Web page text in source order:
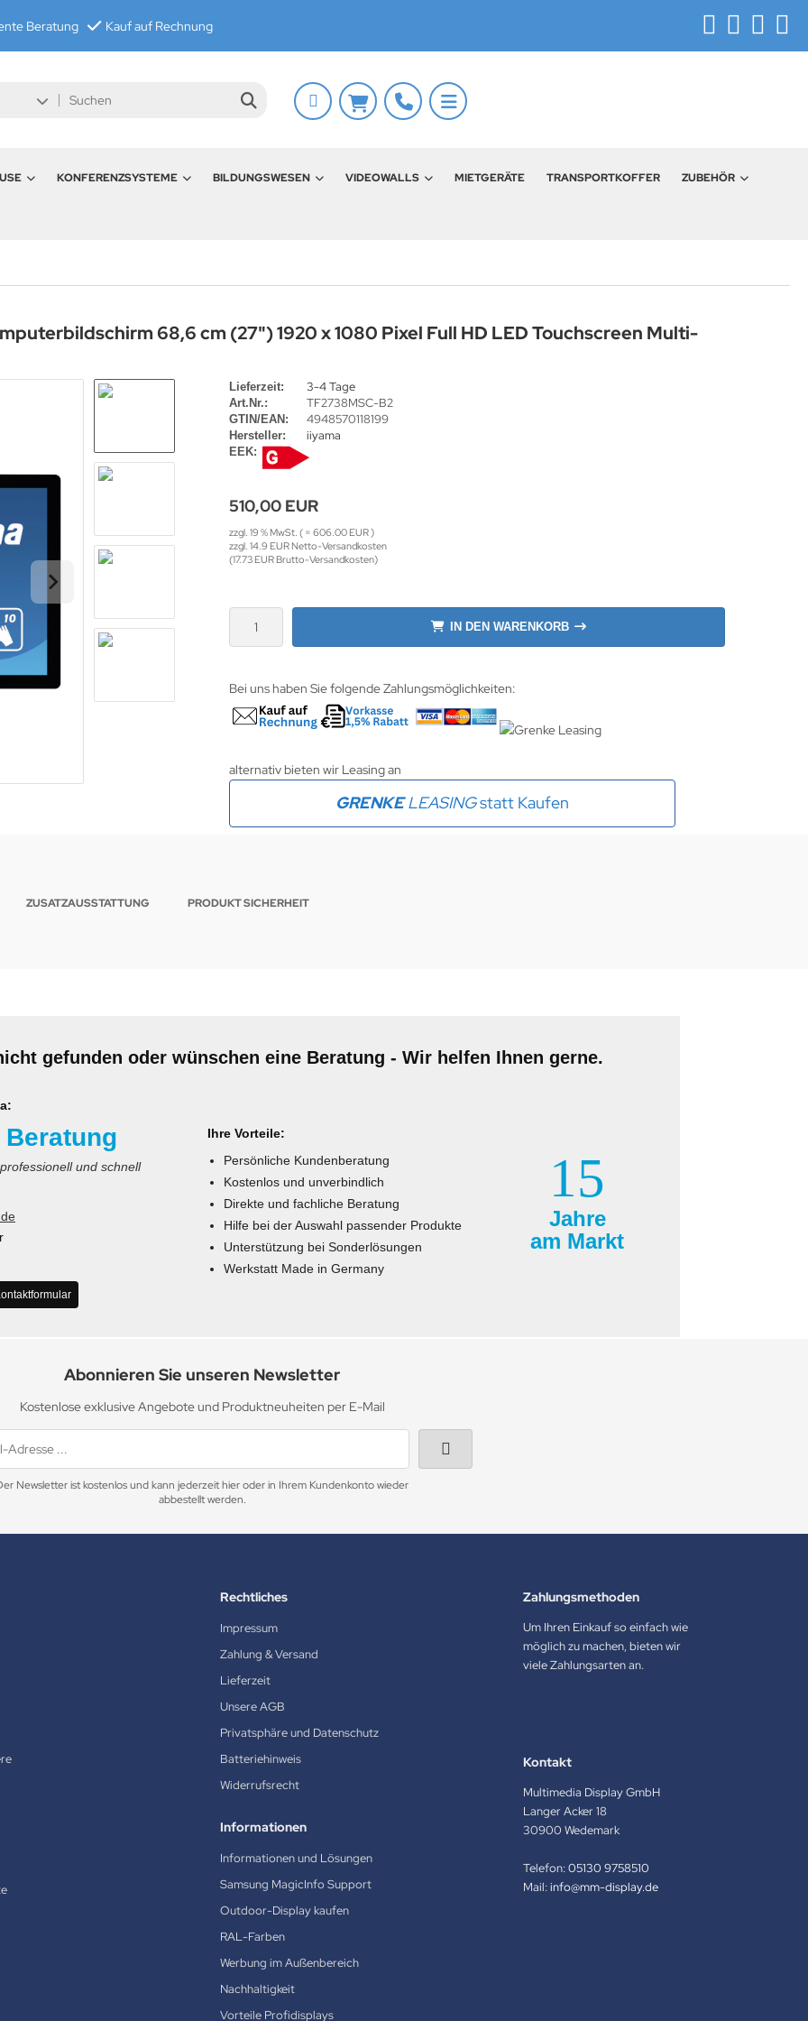
Beratung Kauf auf Rechnung
KONFERENZSYSTEME BILDUNGSWESEN VIDEOWALLS MIETGERÄTE TRANSPORTKOFFER ZUBEHÖR
68,6 cm (27") 1920 x 1080 Pixel Full HD LED Touchscreen Multi-
Lieferzeit: 3-4 Tage
Art.Nr.: TF2738MSC-B2
GTIN/EAN: 4948570118199
Hersteller: iiyama
EEK:
510,00 EUR
zzgl. 19 % MwSt. ( = 606.00 EUR )
zzgl. 14.9 EUR Netto-Versandkosten
(17.73 EUR Brutto-Versandkosten)
IN DEN WARENKORB
Bei uns haben Sie folgende Zahlungsmöglichkeiten:
alternativ bieten wir Leasing an
GRENKELEASINGstatt Kaufen
ZUSATZAUSSTATTUNG PRODUKT SICHERHEIT
gefunden oder wünschen eine Beratung - Wir helfen Ihnen gerne.
und schnell
Ihre Vorteile:
Persönliche Kundenberatung
Kostenlos und unverbindlich
Direkte und fachliche Beratung
Hilfe bei der Auswahl passender Produkte
Unterstützung bei Sonderlösungen
Werkstatt Made in Germany
15
Jahre
am Markt
Abonnieren Sie unseren Newsletter
Kostenlose exklusive Angebote und Produktneuheiten per E-Mail
Newsletter ist kostenlos und kann jederzeit hier oder in Ihrem Kundenkonto wieder
abbestellt werden.
Rechtliches
Impressum
Zahlung & Versand
Lieferzeit
Unsere AGB
Privatsphäre und Datenschutz
Batteriehinweis
Widerrufsrecht
Informationen
Informationen und Lösungen
Samsung MagicInfo Support
Outdoor-Display kaufen
RAL-Farben
Werbung im Außenbereich
Nachhaltigkeit
Vorteile Profidisplays
Zahlungsmethoden
Um Ihren Einkauf so einfach wie
möglich zu machen, bieten wir
viele Zahlungsarten an.
Kontakt
Multimedia Display GmbH
Langer Acker 18
30900 Wedemark
Telefon:05130 9758510
Mail:info@mm-display.de